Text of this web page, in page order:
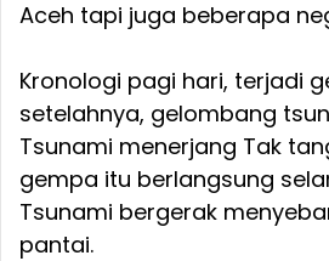
Aceh tapi juga beberapa
Kronologi pagi hari, terjadi
setelahnya, gelombang
Tsunami menerjang Tak
gempa itu berlangsung
Tsunami bergerak
pantai.